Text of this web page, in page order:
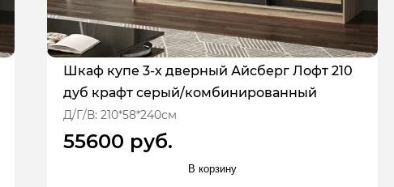
Шкаф купе 3-х дверный Айсберг Лофт 210
дуб крафт серый/комбинированный
Д/Г/В: 210*58*240см
55600 руб.
В корзину